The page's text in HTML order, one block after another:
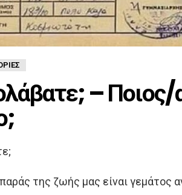
– Ποιος/
της ζωής μας είναι γεμάτος